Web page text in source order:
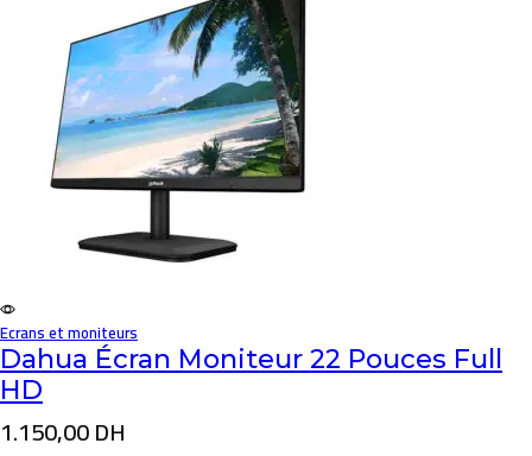
Ecrans et moniteurs
Dahua Écran Moniteur 22 Pouces Full
HD
1.150,00DH